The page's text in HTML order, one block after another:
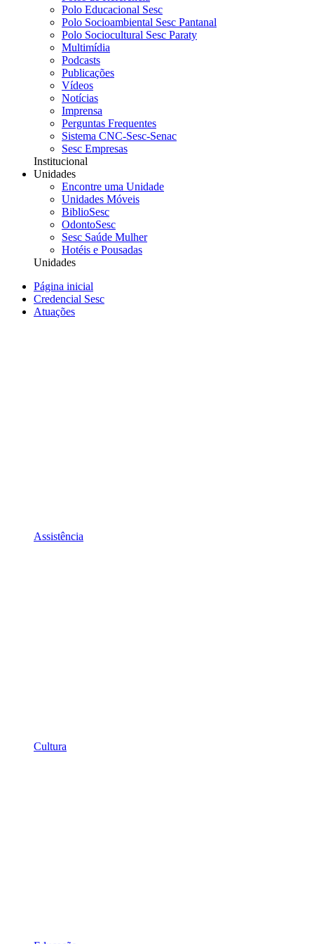
Polo Educacional Sesc
Polo Socioambiental Sesc Pantanal
Polo Sociocultural Sesc Paraty
Multimídia
Podcasts
Publicações
Vídeos
Notícias
Imprensa
Perguntas Frequentes
Sistema CNC-Sesc-Senac
Sesc Empresas
Institucional
Unidades
Encontre uma Unidade
Unidades Móveis
BiblioSesc
OdontoSesc
Sesc Saúde Mulher
Hotéis e Pousadas
Unidades
Página inicial
Credencial Sesc
Atuações
Assistência
Cultura